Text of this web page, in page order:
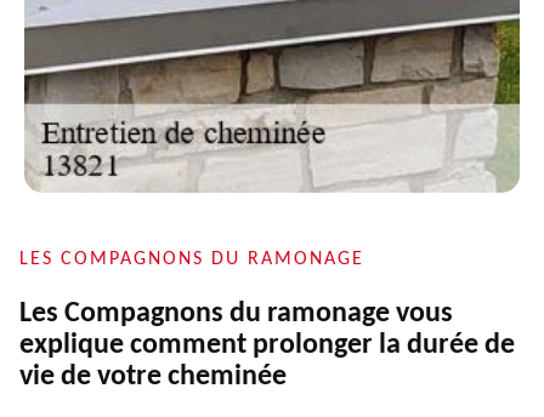
LES COMPAGNONS DU RAMONAGE
Les Compagnons du ramonage vous
explique comment prolonger la durée de
vie de votre cheminée